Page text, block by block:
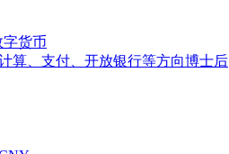
字货币
算、支付、开放银行等方向博士后